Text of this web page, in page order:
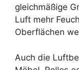
gleichmäßige
Luft mehr
Oberflächen
Auch die